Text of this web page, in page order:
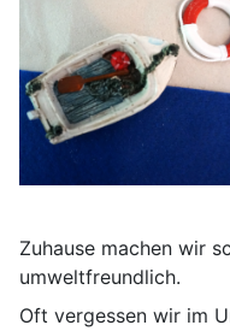
Zuhause machen wir
umweltfreundlich.
Oft vergessen wir im